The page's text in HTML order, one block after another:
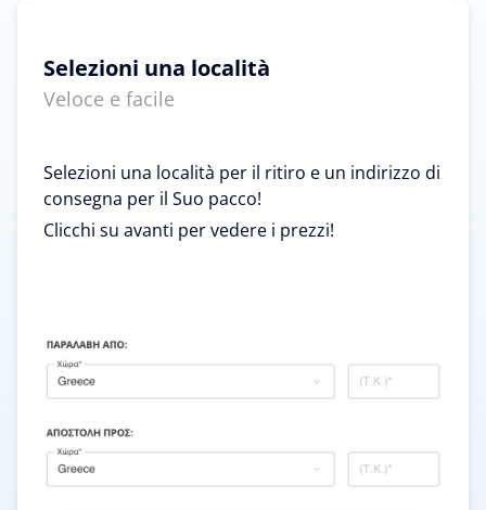
Selezioni una località
Veloce e facile
Selezioni una località per il ritiro e un indirizzo di
consegna per il Suo pacco!
Clicchi su avanti per vedere i prezzi!